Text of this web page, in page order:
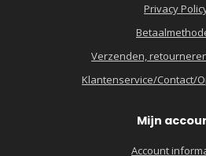
Privacy
Verzenden,
Klantenservice/Contact/
Mijn
Account